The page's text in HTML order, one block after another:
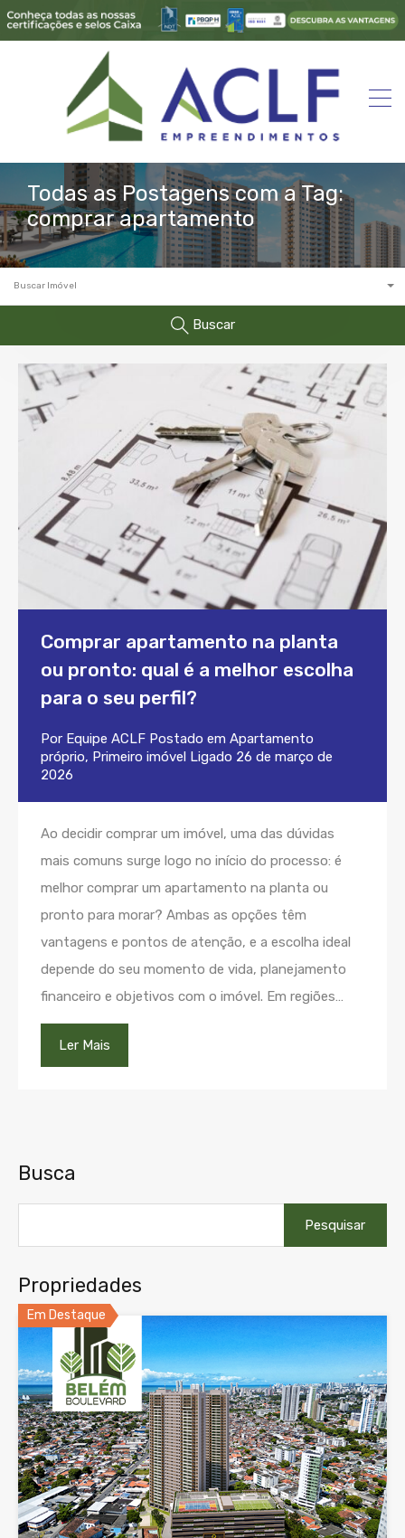
Todas as Postagens com a Tag:
comprar apartamento
Buscar Imóvel
Buscar
Comprar apartamento na planta
ou pronto: qual é a melhor escolha
para o seu perfil?
Por Equipe ACLF Postado em Apartamento
próprio, Primeiro imóvel Ligado 26 de março de
2026
Ao decidir comprar um imóvel, uma das dúvidas
mais comuns surge logo no início do processo: é
melhor comprar um apartamento na planta ou
pronto para morar? Ambas as opções têm
vantagens e pontos de atenção, e a escolha ideal
depende do seu momento de vida, planejamento
financeiro e objetivos com o imóvel. Em regiões…
Ler Mais
Busca
por:
Propriedades
Em Destaque